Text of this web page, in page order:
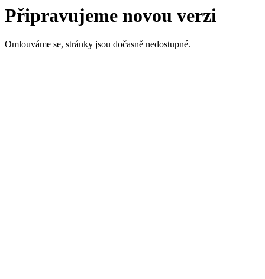
Připravujeme novou verzi
Omlouváme se, stránky jsou dočasně nedostupné.